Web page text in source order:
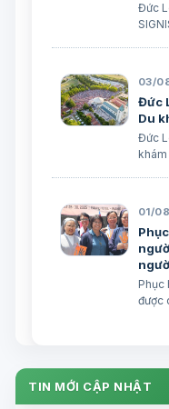
Đức
Cha
03/
Đức
Du
Đức
do
01/
Phục
được
TIN MỚI CẬP NHẬT